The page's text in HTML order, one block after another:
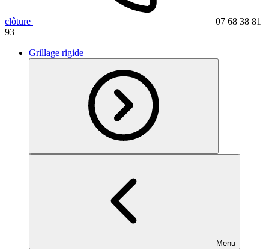
clôture
07 68 38 81
93
Grillage rigide
Menu